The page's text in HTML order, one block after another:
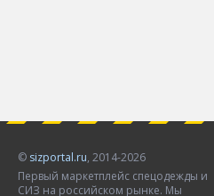
© sizportal.ru, 2014-2026
Первый маркетплейс спецодежды и
СИЗ на российском рынке. Мы